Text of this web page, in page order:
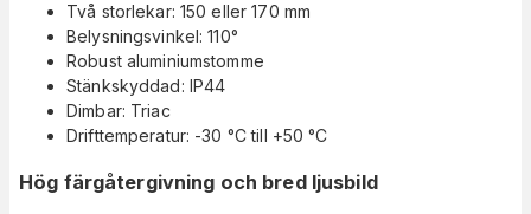
Två storlekar: 150 eller 170 mm
Belysningsvinkel: 110°
Robust aluminiumstomme
Stänkskyddad: IP44
Dimbar: Triac
Drifttemperatur: -30 °C till +50 °C
Hög färgåtergivning och bred ljusbild